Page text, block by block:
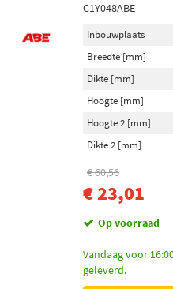
C1Y048ABE
Inbouwplaats
Breedte [mm]
Dikte [mm]
Hoogte [mm]
Hoogte 2 [mm]
Dikte 2 [mm]
€ 60,56
€ 23,01
Op voorraad
Vandaag voor
geleverd.